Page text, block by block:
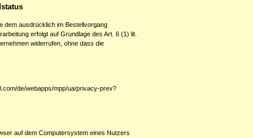
dem ausdrücklich im Bestellvorgang
erfolgt auf Grundlage des Art. 6 (1) lit.
widerrufen, ohne dass die
de/webapps/mpp/ua/privacy-prev?
auf dem Computersystem eines Nutzers